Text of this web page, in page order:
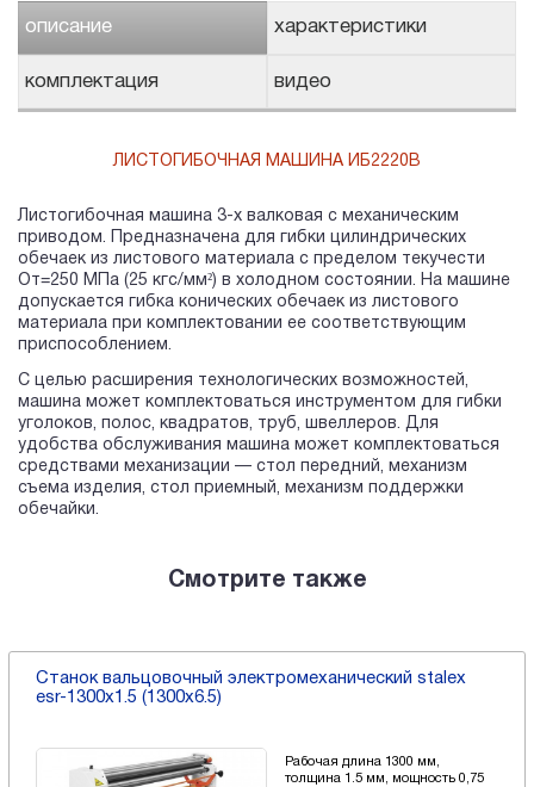
описание характеристики
комплектация видео
ЛИСТОГИБОЧНАЯ МАШИНА ИБ2220В
Листогибочная машина 3-х валковая с механическим
приводом. Предназначена для гибки цилиндрических
обечаек из листового материала с пределом текучести
Oт=250 МПа (25 кгс/мм²) в холодном состоянии. На машине
допускается гибка конических обечаек из листового
материала при комплектовании ее соответствующим
приспособлением.
С целью расширения технологических возможностей,
машина может комплектоваться инструментом для гибки
уголоков, полос, квадратов, труб, швеллеров. Для
удобства обслуживания машина может комплектоваться
средствами механизации — стол передний, механизм
съема изделия, стол приемный, механизм поддержки
обечайки.
Смотрите также
Станок вальцовочный электромеханический stalex
esr-1300x1.5 (1300x6.5)
Рабочая длина 1300 мм,
толщина 1.5 мм, мощность 0,75